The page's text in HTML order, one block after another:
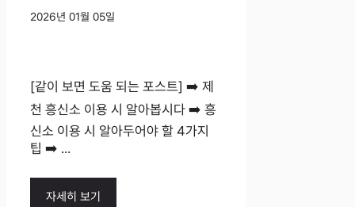
2026년 01월 05일
[같이 보면 도움 되는 포스트] ➡️ 제
천 흥신소 이용 시 알아봅시다 ➡️ 흥
신소 이용 시 알아두어야 할 4가지
팁 ➡️ ...
자세히 보기